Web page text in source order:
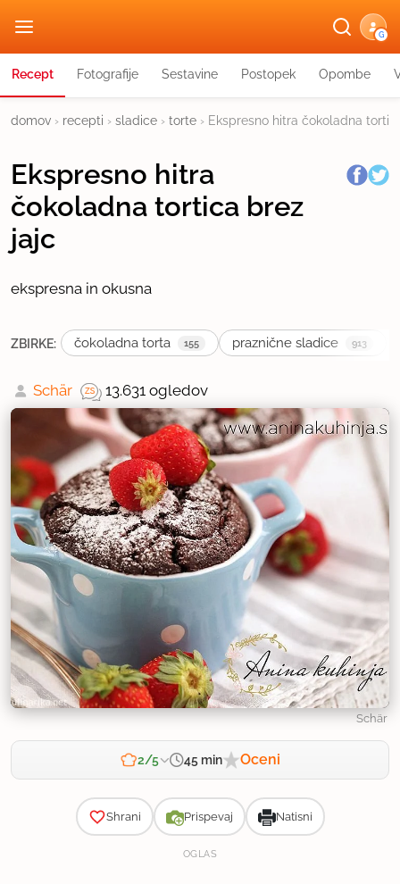
G
Recept Fotografije Sestavine Postopek Opombe
domov › recepti › sladice › torte › Ekspresno hitra čokoladna
Ekspresno hitra
čokoladna tortica brez
jajc
ekspresna in okusna
ZBIRKE: čokoladna torta 155 praznične sladice 913
Schär 13.631 ogledov
Schär
2/5 45 min Oceni
Shrani Prispevaj Natisni
OGLAS